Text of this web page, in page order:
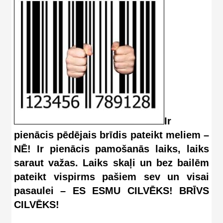
Ir
pienācis pēdējais brīdis pateikt meliem –
NĒ! Ir pienācis pamošanās laiks, laiks
saraut važas. Laiks skaļi un bez bailēm
pateikt vispirms pašiem sev un visai
pasaulei – ES ESMU CILVĒKS! BRĪVS
CILVĒKS!